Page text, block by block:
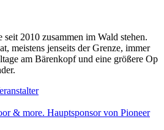
2010 zusammen im Wald stehen.
meistens jenseits der Grenze, immer
am Bärenkopf und eine größere Op